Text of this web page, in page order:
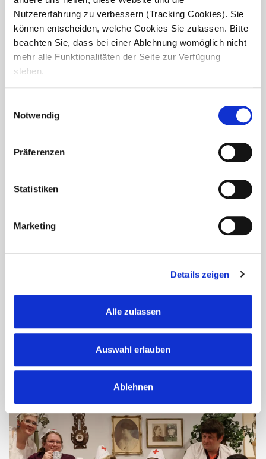
Nutzererfahrung zu verbessern (Tracking Cookies). Sie
können entscheiden, welche Cookies Sie zulassen. Bitte
beachten Sie, dass bei einer Ablehnung womöglich nicht
mehr alle Funktionalitäten der Seite zur Verfügung
stehen.
Notwendig
Präferenzen
Statistiken
Marketing
Details zeigen
Alle zulassen
Auswahl erlauben
Ablehnen
Ein besonderes Einkaufserlebnis durften unsere
Bewohnerinnen und Bewohner in der Seniorenresidenz
Weserstraße genießen: Die Schuh Residenz aus Münster
war zu Besuch und verwandelte unser Restaurant in eine
kleine, gemütliche...
Ein besonderer Start ins neue Jahr
Das neue Jahr begann in der Seniorenresidenz Weserstraße
Bewohnerinnen feierte am 2. Januar 2026 ihren 104.
Geburtstag. Dieses beeindruckende Jubiläum...